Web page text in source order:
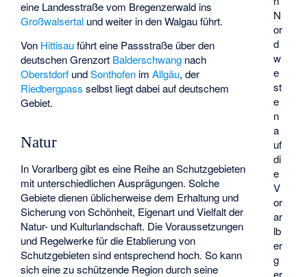
N
or
d
w
e
st
e
n
a
uf
di
e
V
or
ar
lb
er
g
er
eine Landesstraße vom Bregenzerwald ins
Großwalsertal und weiter in den Walgau führt.
Von Hittisauführt eine Passstraße über den
deutschen Grenzort Balderschwang nach
Oberstdorf undSonthofen imAllgäu, der
Riedbergpass selbst liegt dabei auf deutschem
Gebiet.
Natur
In Vorarlberg gibt es eine Reihe an Schutzgebieten
mit unterschiedlichen Ausprägungen. Solche
Gebiete dienen üblicherweise dem Erhaltung und
Sicherung von Schönheit, Eigenart und Vielfalt der
Natur- und Kulturlandschaft. Die Voraussetzungen
und Regelwerke für die Etablierung von
Schutzgebieten sind entsprechend hoch. So kann
sich eine zu schützende Region durch seine